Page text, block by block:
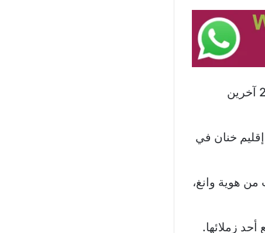
أُعدمت في وسط الصين الأسبوع الجاري، بعدما قتلت طفلا وأصابت 24 آخرين
في إقليم خنان في
من هوية وانغ،